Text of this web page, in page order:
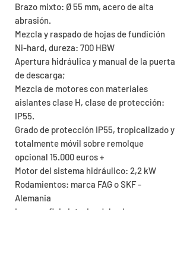
Brazo mixto: Ø 55 mm, acero de alta
abrasión.
Mezcla y raspado de hojas de fundición
Ni-hard, dureza: 700 HBW
Apertura hidráulica y manual de la puerta
de descarga;
Mezcla de motores con materiales
aislantes clase H, clase de protección:
IP55.
Grado de protección IP55, tropicalizado y
totalmente móvil sobre remolque
opcional 15.000 euros +
Motor del sistema hidráulico: 2,2 kW
Rodamientos: marca FAG o SKF -
Alemania
La superficie interior del cubo